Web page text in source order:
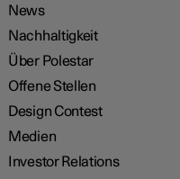
News
Nachhaltigkeit
Über Polestar
Offene Stellen
Design Contest
Medien
Investor Relations